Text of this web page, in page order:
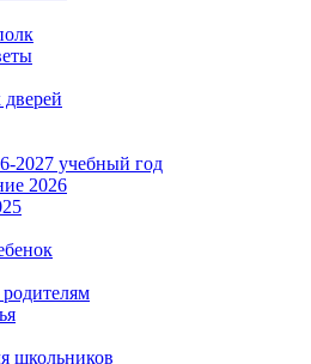
2027 учебный год
2026
школьников